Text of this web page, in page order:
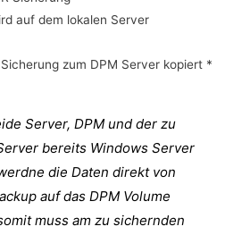
auf dem lokalen Server
zum DPM Server kopiert *
Server, DPM und der zu
bereits Windows Server
die Daten direkt von
auf das DPM Volume
muss am zu sichernden